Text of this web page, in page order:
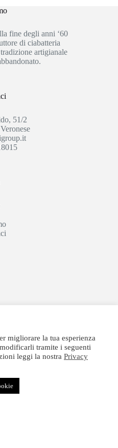
fine degli anni ‘60
di ciabatteria
artigianale
51/2
GROUP SRL - Web
- P.IVA 04550820239
migliorare la tua esperienza
tramite i seguenti
leggi la nostra Privacy